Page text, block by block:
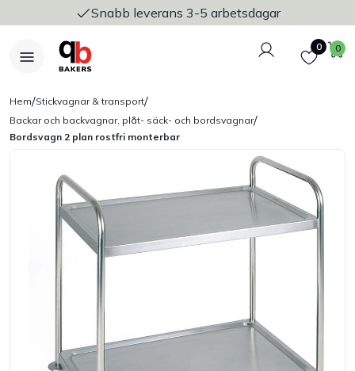
Snabb leverans 3-5 arbetsdagar
Logga in
Favoriter
0 0
Bakers Pureline
Bageriplåtar & bakformar
Stickvagnar & transport
Hem/Stickvagnar & transport/
Backar och backvagnar, plåt- säck- och bordsvagnar/
Bordsvagn 2 plan rostfri monterbar